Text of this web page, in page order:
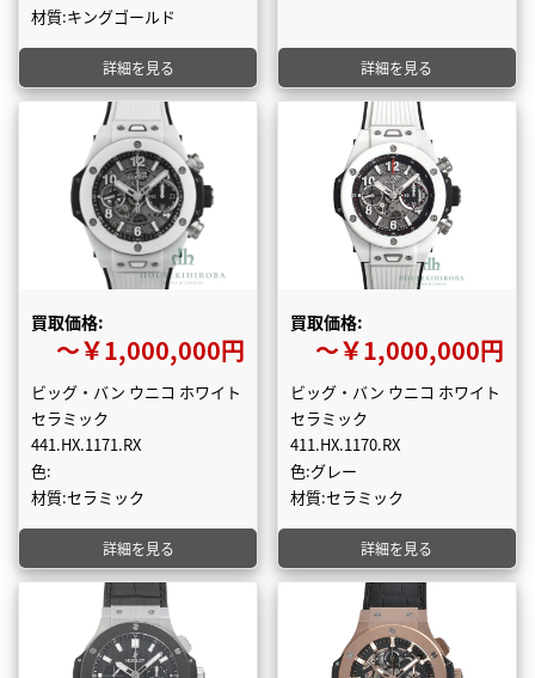
材質:キングゴールド
詳細を見る 詳細を見る
買取価格:
〜￥1,000,000円
ビッグ・バン ウニコ ホワイト
セラミック
441.HX.1171.RX
色:
材質:セラミック
詳細を見る
買取価格:
〜￥1,000,000円
ビッグ・バン ウニコ ホワイト
セラミック
411.HX.1170.RX
色:グレー
材質:セラミック
詳細を見る